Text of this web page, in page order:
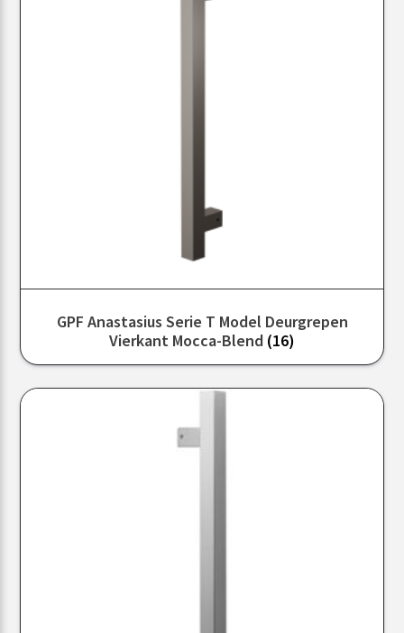
GPF Anastasius Serie T Model Deurgrepen
Vierkant Mocca-Blend (16)